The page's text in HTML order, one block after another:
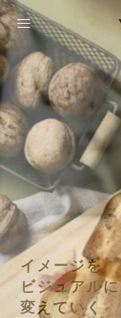
イメージを
ビジュアルに
変えていく
イメージを
ビジュアルに
変えていく